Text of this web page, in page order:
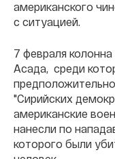
американского
с ситуацией.
7 февраля
Асада, среди
"Сирийских
американские
нанесли по
которого были